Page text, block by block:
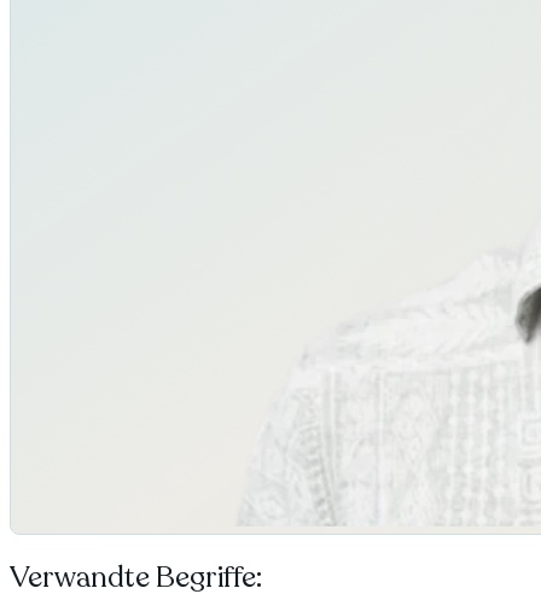
Verwandte Begriffe: